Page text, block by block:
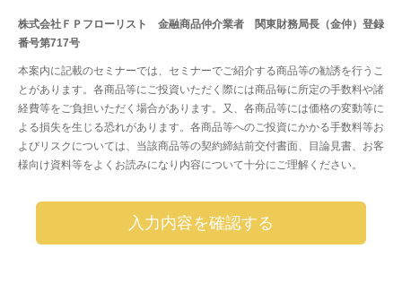
株式会社ＦＰフローリスト 金融商品仲介業者 関東財務局長（金仲）登録
番号第717号
本案内に記載のセミナーでは、セミナーでご紹介する商品等の勧誘を行うこ
とがあります。各商品等にご投資いただく際には商品毎に所定の手数料や諸
経費等をご負担いただく場合があります。又、各商品等には価格の変動等に
よる損失を生じる恐れがあります。各商品等へのご投資にかかる手数料等お
よびリスクについては、当該商品等の契約締結前交付書面、目論見書、お客
様向け資料等をよくお読みになり内容について十分にご理解ください。
入力内容を確認する